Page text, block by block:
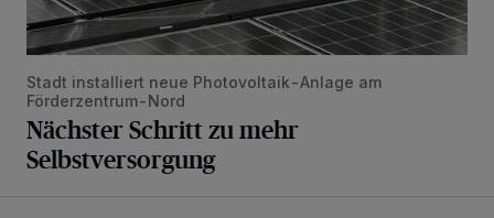
Stadt installiert neue Photovoltaik-Anlage am
Förderzentrum-Nord
Nächster Schritt zu mehr
Selbstversorgung